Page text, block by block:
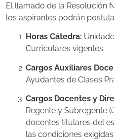
El llamado de la Resolución
los aspirantes podrán
Horas Cátedra:
Curriculares vigentes.
Cargos Auxiliares
Ayudantes de Clases
Cargos Docentes y
Regente y Subregente
docentes titulares del
las condiciones